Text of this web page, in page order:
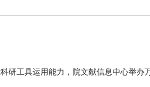
研工具运用能力，院文献信息中心举办